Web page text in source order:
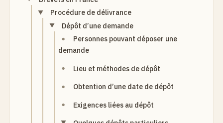
Procédure de délivrance
Dépôt d’une demande
Personnes pouvant déposer une
demande
Lieu et méthodes de dépôt
Obtention d’une date de dépôt
Exigences liées au dépôt